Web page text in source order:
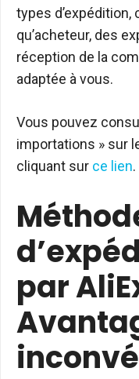
types d’expédition,
qu’acheteur, des
réception de la
adaptée à vous.
Vous pouvez
importations » sur
cliquant sur ce lien.
par